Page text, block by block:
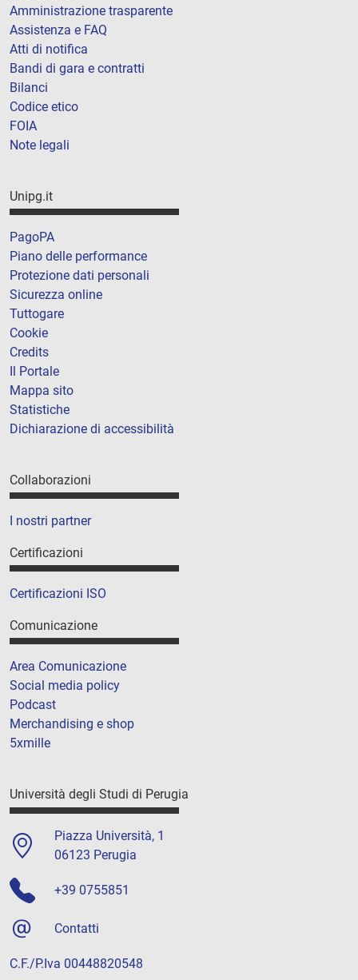
Amministrazione trasparente
Assistenza e FAQ
Atti di notifica
Bandi di gara e contratti
Bilanci
Codice etico
FOIA
Note legali
Unipg.it
PagoPA
Piano delle performance
Protezione dati personali
Sicurezza online
Tuttogare
Cookie
Credits
Il Portale
Mappa sito
Statistiche
Dichiarazione di accessibilità
Collaborazioni
I nostri partner
Certificazioni
Certificazioni ISO
Comunicazione
Area Comunicazione
Social media policy
Podcast
Merchandising e shop
5xmille
Università degli Studi di Perugia
Piazza Università, 1
06123 Perugia
+39 0755851
Contatti
C.F./P.Iva 00448820548